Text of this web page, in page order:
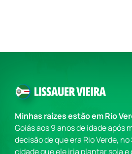
Minhas raízes estão em Rio
Goiás aos 9 anos de idade após
decisão de que era Rio Verde,
cidade que ele iria plantar soja